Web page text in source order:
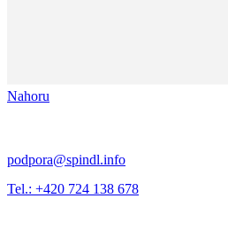
Nahoru
podpora@spindl.info
Tel.: +420 724 138 678